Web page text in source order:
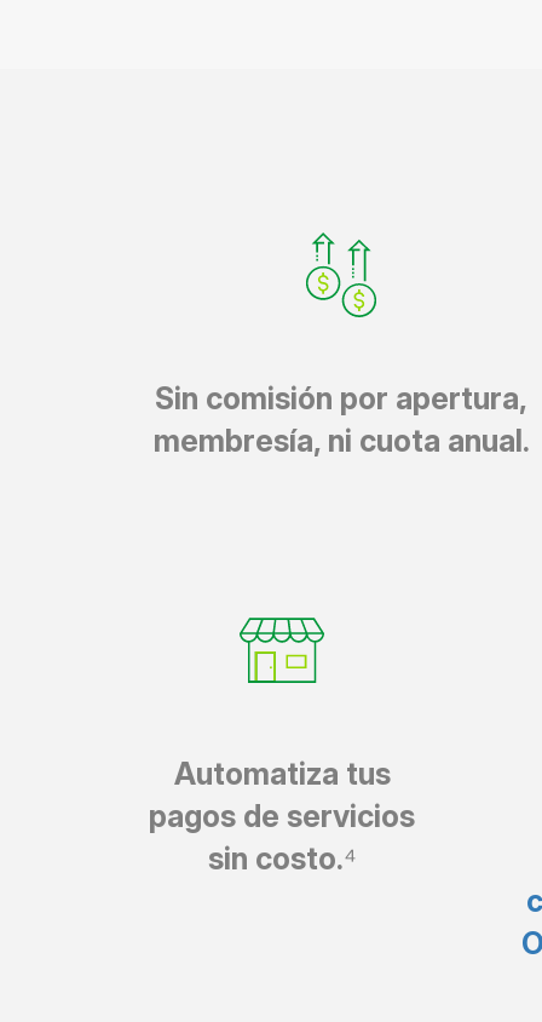
Sin comisión por apertura,
membresía, ni cuota anual.
Automatiza tus
pagos de servicios
sin costo.⁴